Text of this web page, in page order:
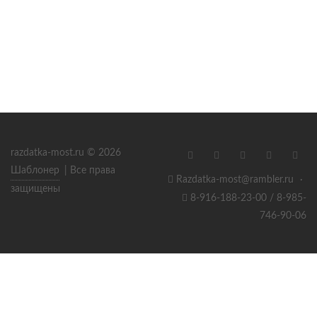
razdatka-most.ru © 2026
Шаблонер
| Все права
защищены
Razdatka-most@rambler.ru
·
8-916-188-23-00 / 8-985-
746-90-06